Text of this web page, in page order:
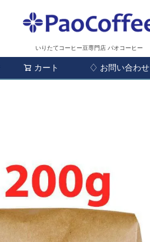
いりたてコーヒー豆専門店 パオコーヒー
カート ♢ お問い合わせ
検索